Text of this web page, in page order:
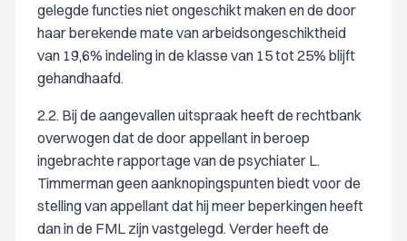
gelegde functies niet ongeschikt maken en de door
haar berekende mate van arbeidsongeschiktheid
van 19,6% indeling in de klasse van 15 tot 25% blijft
gehandhaafd.
2.2. Bij de aangevallen uitspraak heeft de rechtbank
overwogen dat de door appellant in beroep
ingebrachte rapportage van de psychiater L.
Timmerman geen aanknopingspunten biedt voor de
stelling van appellant dat hij meer beperkingen heeft
dan in de FML zijn vastgelegd. Verder heeft de